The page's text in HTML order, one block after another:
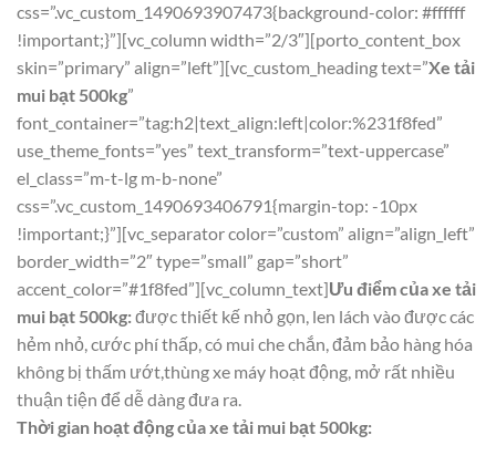
css=”.vc_custom_1490693907473{background-color: #ffffff
!important;}”][vc_column width=”2/3″][porto_content_box
skin=”primary” align=”left”][vc_custom_heading text=”Xe tải
mui bạt 500kg”
font_container=”tag:h2|text_align:left|color:%231f8fed”
use_theme_fonts=”yes” text_transform=”text-uppercase”
el_class=”m-t-lg m-b-none”
css=”.vc_custom_1490693406791{margin-top: -10px
!important;}”][vc_separator color=”custom” align=”align_left”
border_width=”2″ type=”small” gap=”short”
accent_color=”#1f8fed”][vc_column_text]Ưu điểm của xe tải
mui bạt 500kg:được thiết kế nhỏ gọn, len lách vào được các
hẻm nhỏ, cước phí thấp, có mui che chắn, đảm bảo hàng hóa
không bị thấm ướt,thùng xe máy hoạt động, mở rất nhiều
thuận tiện để dễ dàng đưa ra.
Thời gian hoạt động của xe tải mui bạt 500kg: